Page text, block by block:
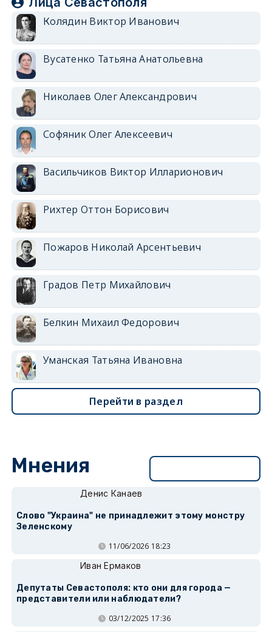
Колядин Виктор Иванович
Вусатенко Татьяна Анатольевна
Николаев Олег Александрович
Софяник Олег Алексеевич
Васильчиков Виктор Илларионович
Рихтер Оттон Борисович
Пожаров Николай Арсентьевич
Градов Петр Михайлович
Белкин Михаил Федорович
Уманская Татьяна Ивановна
Перейти в раздел
Мнения
Денис Канаев
Слово "Украина" не принадлежит этому монстру
Зеленскому
11/06/2026 18:23
Иван Ермаков
Депутаты Севастополя: кто они для города —
представители или наблюдатели?
03/12/2025 17:36